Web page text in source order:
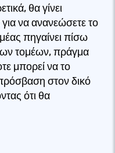
θα γίνει
να ανανεώσετε το
πηγαίνει πίσω
τομέων, πράγμα
μπορεί να το
στον δικό
ότι θα